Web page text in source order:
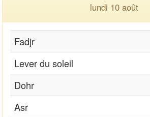
lundi 10 août
Fadjr
Lever du soleil
Dohr
Asr